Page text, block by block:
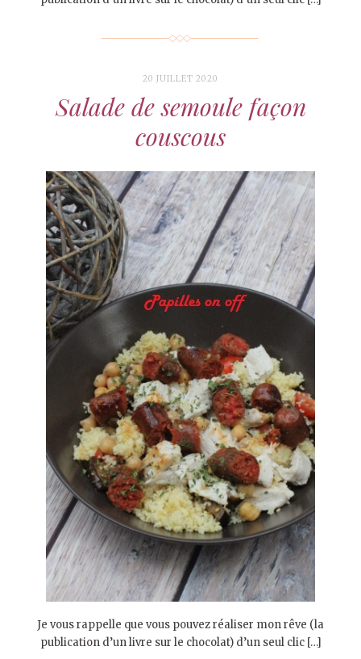
20 JUILLET 2020
Salade de semoule façon
couscous
Je vous rappelle que vous pouvez réaliser mon rêve (la
publication d’un livre sur le chocolat) d’un seul clic […]